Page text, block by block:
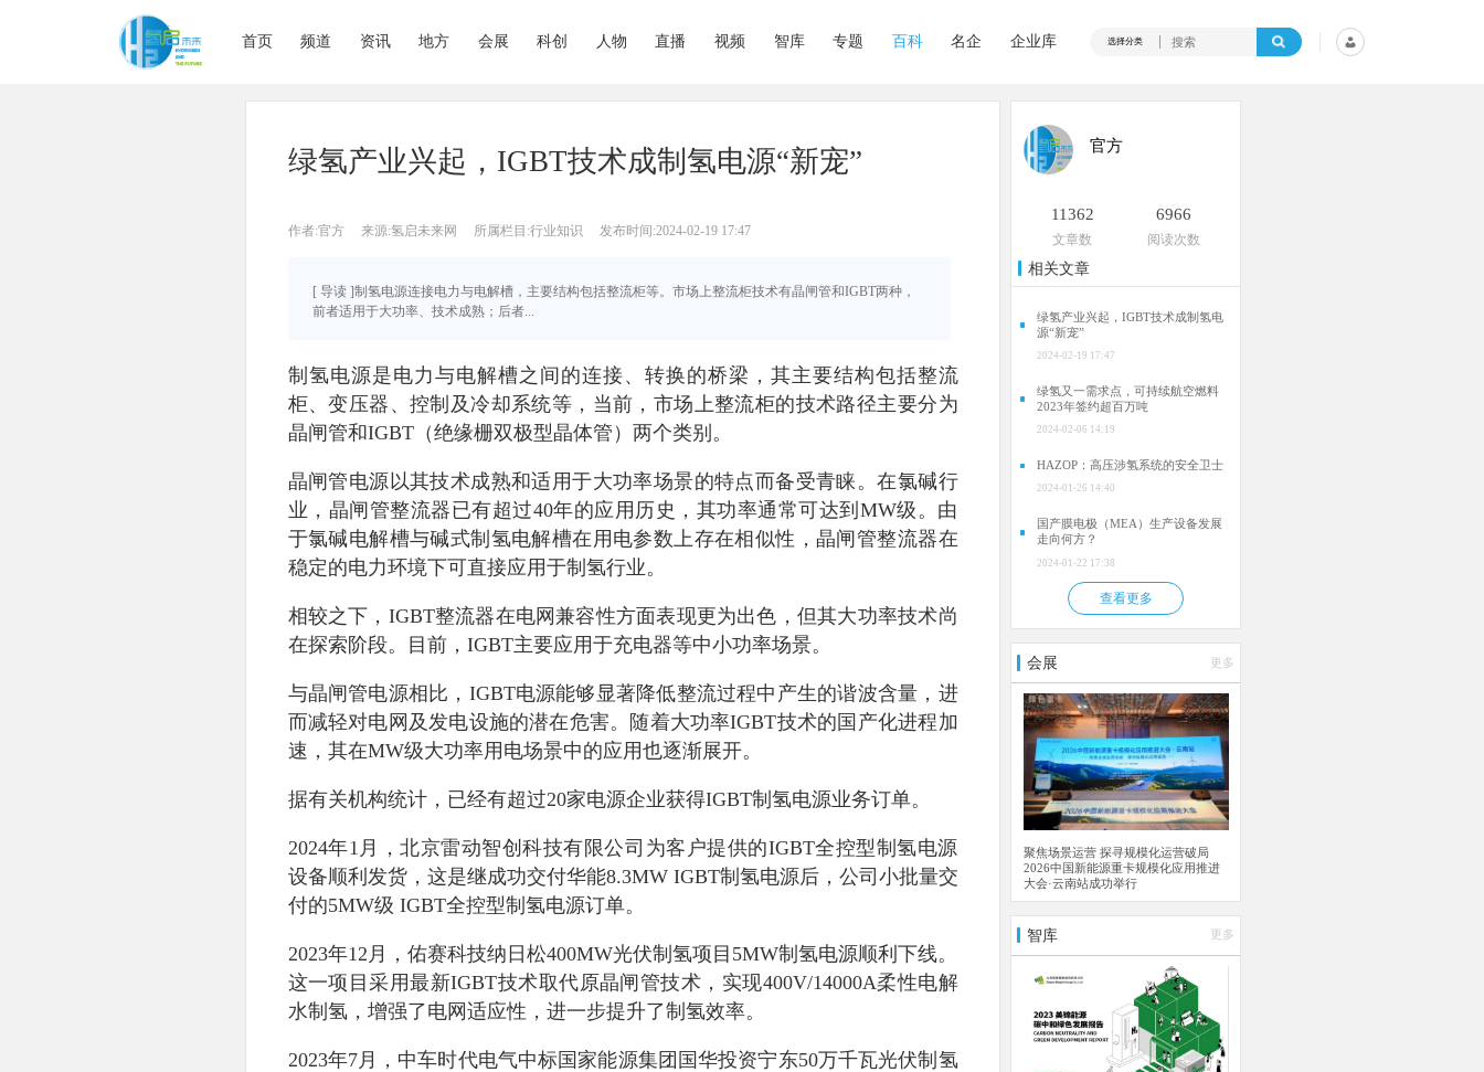
首页 频道 资讯 地方 会展 科创 人物 直播 视频 智库 专题 百科 名企 企业库 选择分类
绿氢产业兴起，IGBT技术成制氢电源“新宠”
作者:官方 来源:氢启未来网 所属栏目:行业知识 发布时间:2024-02-19 17:47
[ 导读 ]制氢电源连接电力与电解槽，主要结构包括整流柜等。市场上整流柜技术有晶闸管和IGBT两种，
前者适用于大功率、技术成熟；后者...
制氢电源是电力与电解槽之间的连接、转换的桥梁，其主要结构包括整流
柜、变压器、控制及冷却系统等，当前，市场上整流柜的技术路径主要分为
晶闸管和IGBT（绝缘栅双极型晶体管）两个类别。
晶闸管电源以其技术成熟和适用于大功率场景的特点而备受青睐。在氯碱行
业，晶闸管整流器已有超过40年的应用历史，其功率通常可达到MW级。由
于氯碱电解槽与碱式制氢电解槽在用电参数上存在相似性，晶闸管整流器在
稳定的电力环境下可直接应用于制氢行业。
相较之下，IGBT整流器在电网兼容性方面表现更为出色，但其大功率技术尚
在探索阶段。目前，IGBT主要应用于充电器等中小功率场景。
与晶闸管电源相比，IGBT电源能够显著降低整流过程中产生的谐波含量，进
而减轻对电网及发电设施的潜在危害。随着大功率IGBT技术的国产化进程加
速，其在MW级大功率用电场景中的应用也逐渐展开。
据有关机构统计，已经有超过20家电源企业获得IGBT制氢电源业务订单。
2024年1月，北京雷动智创科技有限公司为客户提供的IGBT全控型制氢电源
设备顺利发货，这是继成功交付华能8.3MW IGBT制氢电源后，公司小批量交
付的5MW级 IGBT全控型制氢电源订单。
2023年12月，佑赛科技纳日松400MW光伏制氢项目5MW制氢电源顺利下线。
这一项目采用最新IGBT技术取代原晶闸管技术，实现400V/14000A柔性电解
水制氢，增强了电网适应性，进一步提升了制氢效率。
2023年7月，中车时代电气中标国家能源集团国华投资宁东50万千瓦光伏制氢
官方
11362
文章数
6966
阅读次数
相关文章
绿氢产业兴起，IGBT技术成制氢电
源“新宠”
2024-02-19 17:47
绿氢又一需求点，可持续航空燃料
2023年签约超百万吨
2024-02-06 14:19
HAZOP：高压涉氢系统的安全卫士
2024-01-26 14:40
国产膜电极（MEA）生产设备发展
走向何方？
2024-01-22 17:38
查看更多
会展 更多
聚焦场景运营 探寻规模化运营破局
2026中国新能源重卡规模化应用推进
大会·云南站成功举行
智库 更多